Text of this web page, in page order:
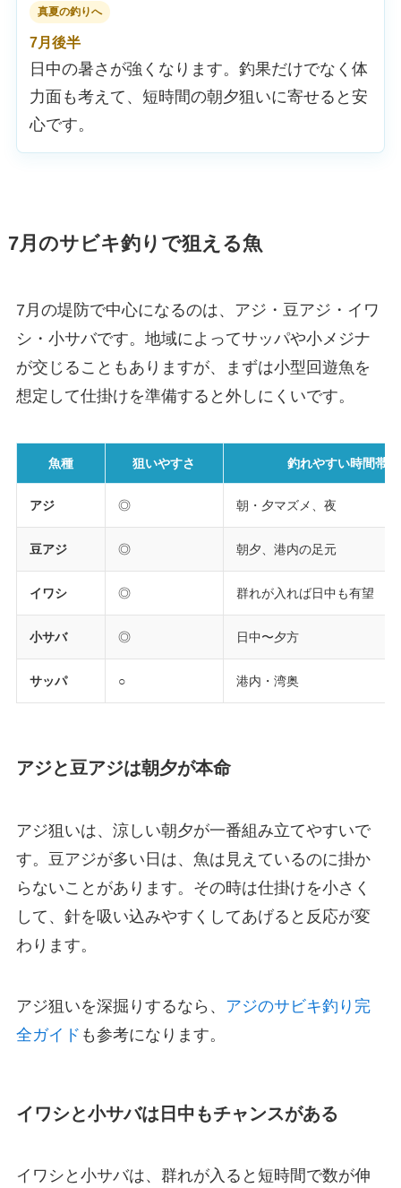
真夏の釣りへ
7月後半
日中の暑さが強くなります。釣果だけでなく体
力面も考えて、短時間の朝夕狙いに寄せると安
心です。
7月のサビキ釣りで狙える魚
7月の堤防で中心になるのは、アジ・豆アジ・イワ
シ・小サバです。地域によってサッパや小メジナ
が交じることもありますが、まずは小型回遊魚を
想定して仕掛けを準備すると外しにくいです。
魚種 狙いやすさ 釣れやすい時間帯
アジ ◎ 朝・夕マズメ、夜
豆アジ ◎ 朝夕、港内の足元
イワシ ◎ 群れが入れば日中も有望
小サバ ◎ 日中〜夕方
サッパ ○ 港内・湾奥
アジと豆アジは朝夕が本命
アジ狙いは、涼しい朝夕が一番組み立てやすいで
す。豆アジが多い日は、魚は見えているのに掛か
らないことがあります。その時は仕掛けを小さく
して、針を吸い込みやすくしてあげると反応が変
わります。
アジ狙いを深掘りするなら、 アジのサビキ釣り完
全ガイド も参考になります。
イワシと小サバは日中もチャンスがある
イワシと小サバは、群れが入ると短時間で数が伸